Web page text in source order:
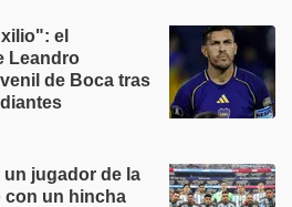
el
Leandro
de Boca tras
un jugador de la
con un hincha